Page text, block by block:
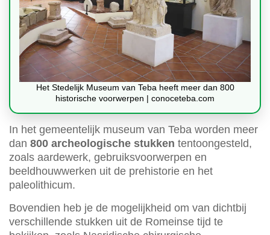
Het Stedelijk Museum van Teba heeft meer dan 800
historische voorwerpen | conoceteba.com
In het gemeentelijk museum van Teba worden meer
dan 800 archeologische stukken tentoongesteld,
zoals aardewerk, gebruiksvoorwerpen en
beeldhouwwerken uit de prehistorie en het
paleolithicum.
Bovendien heb je de mogelijkheid om van dichtbij
verschillende stukken uit de Romeinse tijd te